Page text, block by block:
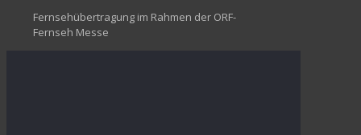
Fernsehübertragung im Rahmen der ORF-
Fernseh Messe